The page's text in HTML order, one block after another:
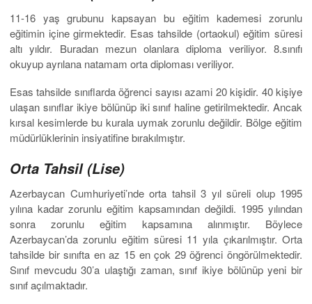
11-16 yaş grubunu kapsayan bu eğitim kademesi zorunlu
eğitimin içine girmektedir. Esas tahsilde (ortaokul) eğitim süresi
altı yıldır. Buradan mezun olanlara diploma veriliyor. 8.sınıfı
okuyup ayrılana natamam orta diploması veriliyor.
Esas tahsilde sınıflarda öğrenci sayısı azami 20 kişidir. 40 kişiye
ulaşan sınıflar ikiye bölünüp iki sınıf haline getirilmektedir. Ancak
kırsal kesimlerde bu kurala uymak zorunlu değildir. Bölge eğitim
müdürlüklerinin insiyatifine bırakılmıştır.
Orta Tahsil (Lise)
Azerbaycan Cumhuriyeti’nde orta tahsil 3 yıl süreli olup 1995
yılına kadar zorunlu eğitim kapsamından değildi. 1995 yılından
sonra zorunlu eğitim kapsamına alınmıştır. Böylece
Azerbaycan’da zorunlu eğitim süresi 11 yıla çıkarılmıştır. Orta
tahsilde bir sınıfta en az 15 en çok 29 öğrenci öngörülmektedir.
Sınıf mevcudu 30’a ulaştığı zaman, sınıf ikiye bölünüp yeni bir
sınıf açılmaktadır.